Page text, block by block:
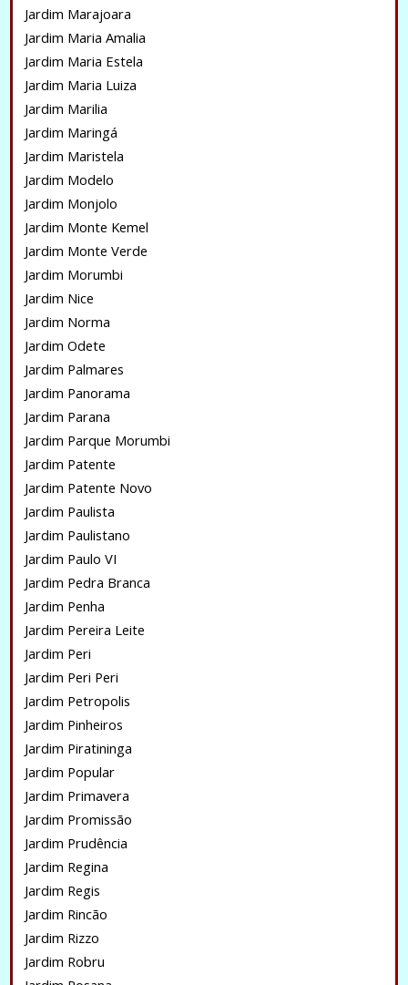
Jardim Marajoara
Jardim Maria Amalia
Jardim Maria Estela
Jardim Maria Luiza
Jardim Marilia
Jardim Maringá
Jardim Maristela
Jardim Modelo
Jardim Monjolo
Jardim Monte Kemel
Jardim Monte Verde
Jardim Morumbi
Jardim Nice
Jardim Norma
Jardim Odete
Jardim Palmares
Jardim Panorama
Jardim Parana
Jardim Parque Morumbi
Jardim Patente
Jardim Patente Novo
Jardim Paulista
Jardim Paulistano
Jardim Paulo VI
Jardim Pedra Branca
Jardim Penha
Jardim Pereira Leite
Jardim Peri
Jardim Peri Peri
Jardim Petropolis
Jardim Pinheiros
Jardim Piratininga
Jardim Popular
Jardim Primavera
Jardim Promissão
Jardim Prudência
Jardim Regina
Jardim Regis
Jardim Rincão
Jardim Rizzo
Jardim Robru